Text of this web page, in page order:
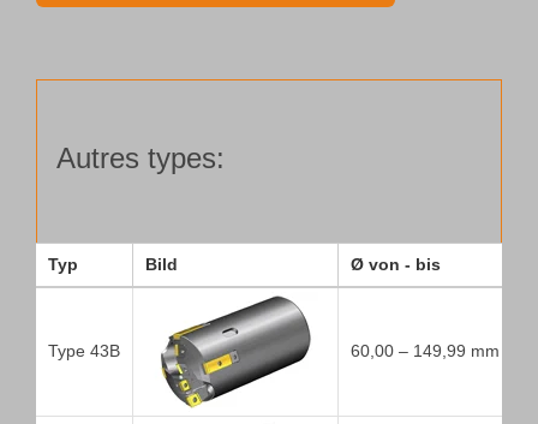
Autres types:
Typ Bild Ø von - bis
Type 43B 60,00 – 149,99 mm